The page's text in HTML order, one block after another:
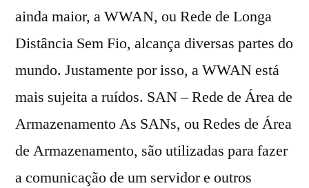
ainda maior, a WWAN, ou Rede de Longa
Distância Sem Fio, alcança diversas partes do
mundo. Justamente por isso, a WWAN está
mais sujeita a ruídos. SAN – Rede de Área de
Armazenamento As SANs, ou Redes de Área
de Armazenamento, são utilizadas para fazer
a comunicação de um servidor e outros